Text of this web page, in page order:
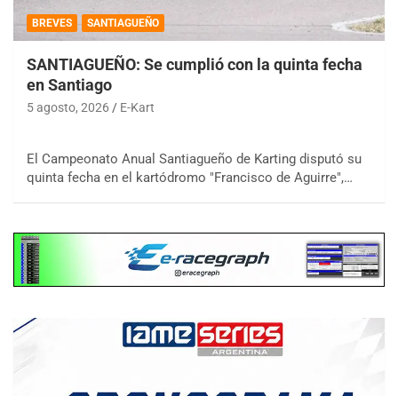
BREVES SANTIAGUEÑO
SANTIAGUEÑO: Se cumplió con la quinta fecha
en Santiago
5 agosto, 2026 E-Kart
El Campeonato Anual Santiagueño de Karting disputó su
quinta fecha en el kartódromo "Francisco de Aguirre",…